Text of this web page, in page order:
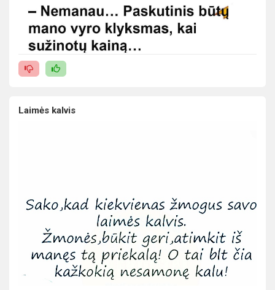
Laimės kalvis